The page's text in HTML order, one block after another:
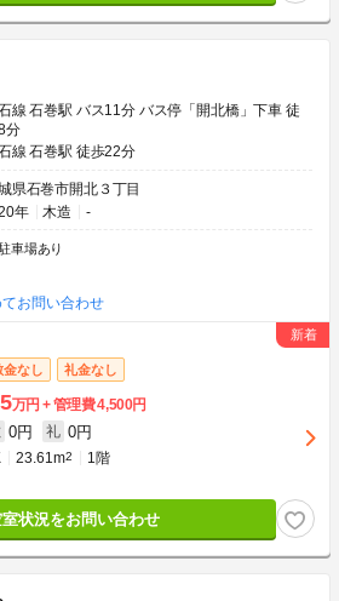
線 石巻駅 バス11分 バス停「開北橋」下車 徒
分
線 石巻駅 徒歩22分
県石巻市開北３丁目
年
木造 -
車場あり
お問い合わせ
金なし 礼金なし
万円 管理費4,500円
0円 礼 0円
23.61m2 1階
室状況をお問い合わせ